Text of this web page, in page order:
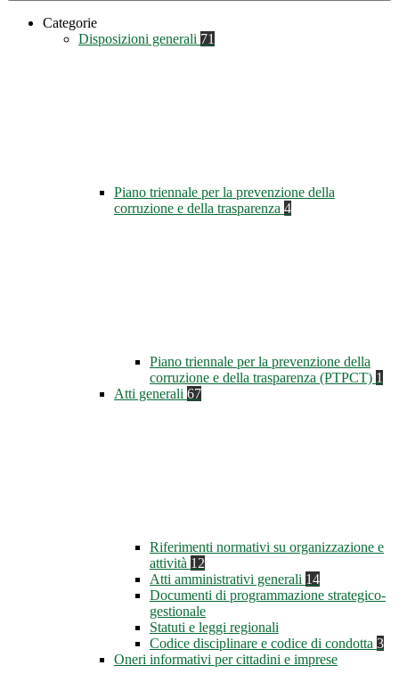
Categorie
Disposizioni generali 71
Piano triennale per la prevenzione della
corruzione e della trasparenza 4
Piano triennale per la prevenzione della
corruzione e della trasparenza (PTPCT) 1
Atti generali 67
Riferimenti normativi su organizzazione e
attività 12
Atti amministrativi generali 14
Documenti di programmazione strategico-
gestionale
Statuti e leggi regionali
Codice disciplinare e codice di condotta 3
Oneri informativi per cittadini e imprese